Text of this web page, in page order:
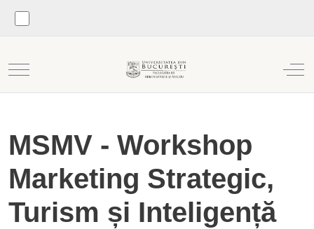
Mobile Menu Toggle Off-
MSMV - Workshop
Marketing Strategic,
Turism și Inteligență